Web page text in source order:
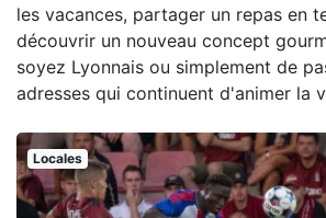
les vacances, partager un repas en
découvrir un nouveau concept
soyez Lyonnais ou simplement de
adresses qui continuent d'animer la
Locales